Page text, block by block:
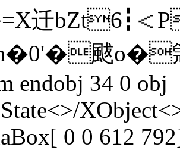
迁bZt6┇＜
颰o�
endobj 34 0 obj
0 0 612